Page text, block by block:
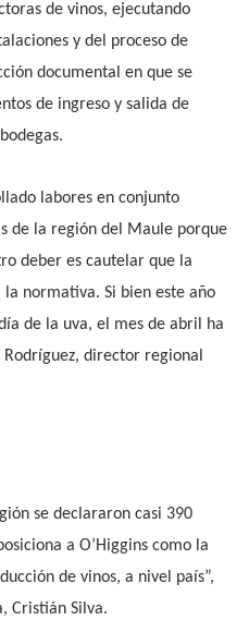
de vinos, ejecutando
y del proceso de
documental en que se
de ingreso y salida de
labores en conjunto
de la región del Maule porque
deber es cautelar que la
normativa. Si bien este año
de la uva, el mes de abril ha
Rodríguez, director regional
se declararon casi 390
a O’Higgins como la
de vinos, a nivel país”,
Cristián Silva.